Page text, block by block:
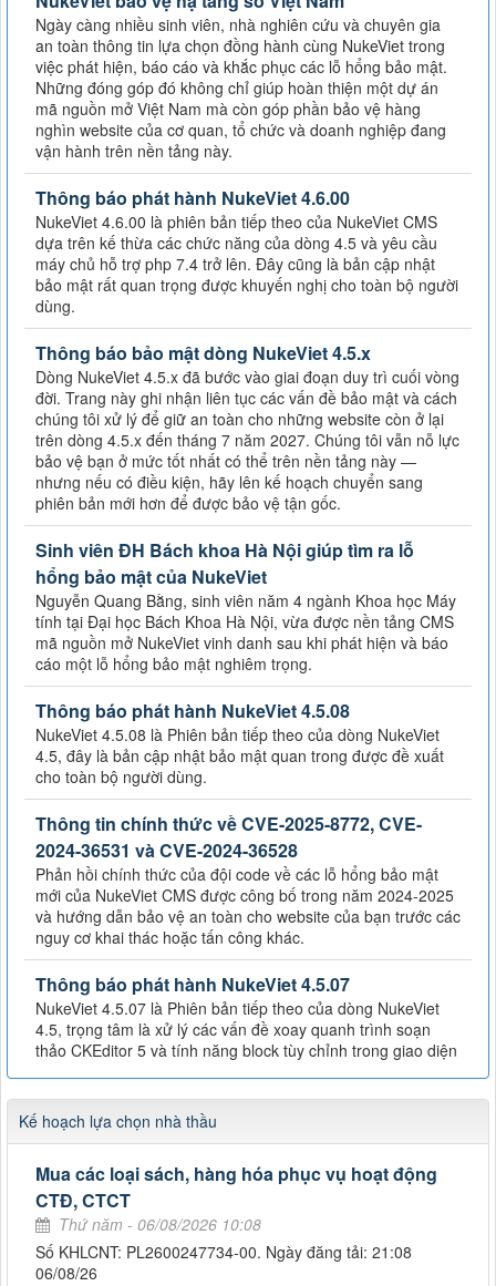
Ngày càng nhiều sinh viên, nhà nghiên cứu và chuyên gia
an toàn thông tin lựa chọn đồng hành cùng NukeViet trong
việc phát hiện, báo cáo và khắc phục các lỗ hổng bảo mật.
Những đóng góp đó không chỉ giúp hoàn thiện một dự án
mã nguồn mở Việt Nam mà còn góp phần bảo vệ hàng
nghìn website của cơ quan, tổ chức và doanh nghiệp đang
vận hành trên nền tảng này.
Thông báo phát hành NukeViet 4.6.00
NukeViet 4.6.00 là phiên bản tiếp theo của NukeViet CMS
dựa trên kế thừa các chức năng của dòng 4.5 và yêu cầu
máy chủ hỗ trợ php 7.4 trở lên. Đây cũng là bản cập nhật
bảo mật rất quan trọng được khuyến nghị cho toàn bộ người
dùng.
Thông báo bảo mật dòng NukeViet 4.5.x
Dòng NukeViet 4.5.x đã bước vào giai đoạn duy trì cuối vòng
đời. Trang này ghi nhận liên tục các vấn đề bảo mật và cách
chúng tôi xử lý để giữ an toàn cho những website còn ở lại
trên dòng 4.5.x đến tháng 7 năm 2027. Chúng tôi vẫn nỗ lực
bảo vệ bạn ở mức tốt nhất có thể trên nền tảng này —
nhưng nếu có điều kiện, hãy lên kế hoạch chuyển sang
phiên bản mới hơn để được bảo vệ tận gốc.
Sinh viên ĐH Bách khoa Hà Nội giúp tìm ra lỗ
hổng bảo mật của NukeViet
Nguyễn Quang Bằng, sinh viên năm 4 ngành Khoa học Máy
tính tại Đại học Bách Khoa Hà Nội, vừa được nền tảng CMS
mã nguồn mở NukeViet vinh danh sau khi phát hiện và báo
cáo một lỗ hổng bảo mật nghiêm trọng.
Thông báo phát hành NukeViet 4.5.08
NukeViet 4.5.08 là Phiên bản tiếp theo của dòng NukeViet
4.5, đây là bản cập nhật bảo mật quan trong được đề xuất
cho toàn bộ người dùng.
Thông tin chính thức về CVE-2025-8772, CVE-
2024-36531 và CVE-2024-36528
Phản hồi chính thức của đội code về các lỗ hổng bảo mật
mới của NukeViet CMS được công bố trong năm 2024-2025
và hướng dẫn bảo vệ an toàn cho website của bạn trước các
nguy cơ khai thác hoặc tấn công khác.
Thông báo phát hành NukeViet 4.5.07
NukeViet 4.5.07 là Phiên bản tiếp theo của dòng NukeViet
4.5, trọng tâm là xử lý các vấn đề xoay quanh trình soạn
thảo CKEditor 5 và tính năng block tùy chỉnh trong giao diện
Kế hoạch lựa chọn nhà thầu
Mua các loại sách, hàng hóa phục vụ hoạt động
CTĐ, CTCT
Thứ năm - 06/08/2026 10:08
Số KHLCNT: PL2600247734-00. Ngày đăng tải: 21:08
06/08/26